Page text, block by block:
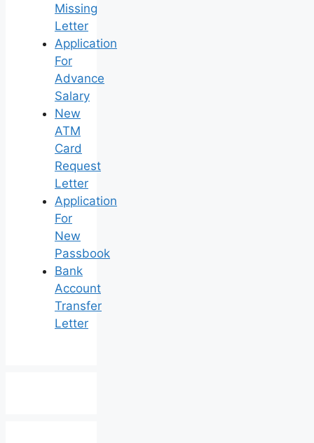
Missing
Letter
Application
For
Advance
Salary
New
ATM
Card
Request
Letter
Application
For
New
Passbook
Bank
Account
Transfer
Letter